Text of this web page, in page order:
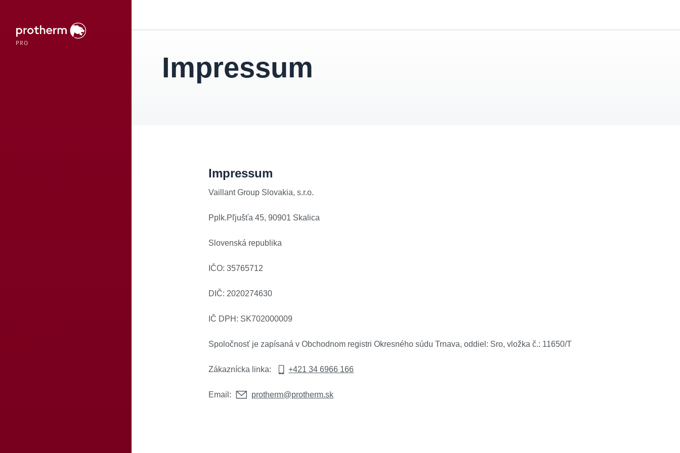
Impressum
Impressum
Vaillant Group Slovakia, s.r.o.
Pplk.Pľjušťa 45, 90901 Skalica
Slovenská republika
IČO: 35765712
DIČ: 2020274630
IČ DPH: SK702000009
Spoločnosť je zapísaná v Obchodnom registri Okresného súdu Trnava, oddiel: Sro, vložka č.: 11650/T
Zákaznícka linka: +421 34 6966 166
Email: ﻿protherm@protherm.sk